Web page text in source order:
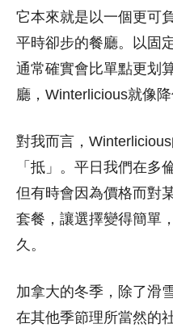
它本來就是以一個更可
平時卻步的餐廳。以固
通常確實會比單點更划
廳，Winterlicious就像降
對我而言，
「抵」。平日我們在多
但有時會因為價格而對
套餐，讓選擇變得簡單
久。
加拿大的冬季，除了滑
在其他季節理所當然的